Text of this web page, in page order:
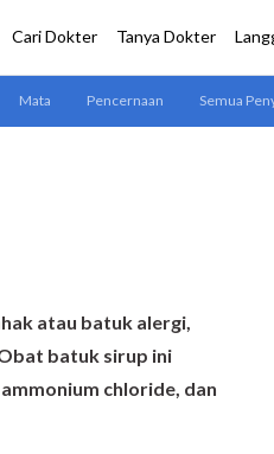
atau batuk alergi,
batuk sirup ini
chloride, dan